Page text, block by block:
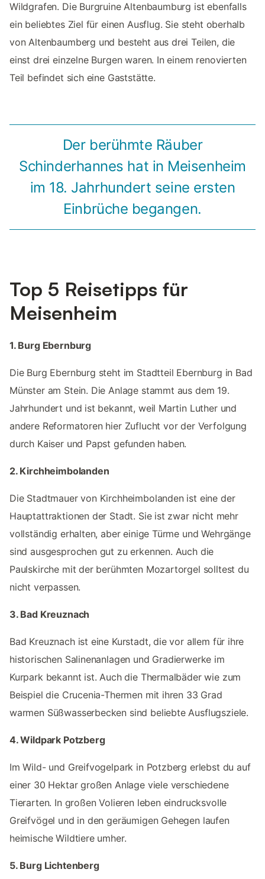
Wildgrafen. Die Burgruine Altenbaumburg ist ebenfalls
ein beliebtes Ziel für einen Ausflug. Sie steht oberhalb
von Altenbaumberg und besteht aus drei Teilen, die
einst drei einzelne Burgen waren. In einem renovierten
Teil befindet sich eine Gaststätte.
Der berühmte Räuber
Schinderhannes hat in Meisenheim
im 18. Jahrhundert seine ersten
Einbrüche begangen.
Top 5 Reisetipps für
Meisenheim
1. Burg Ebernburg
Die Burg Ebernburg steht im Stadtteil Ebernburg in Bad
Münster am Stein. Die Anlage stammt aus dem 19.
Jahrhundert und ist bekannt, weil Martin Luther und
andere Reformatoren hier Zuflucht vor der Verfolgung
durch Kaiser und Papst gefunden haben.
2. Kirchheimbolanden
Die Stadtmauer von Kirchheimbolanden ist eine der
Hauptattraktionen der Stadt. Sie ist zwar nicht mehr
vollständig erhalten, aber einige Türme und Wehrgänge
sind ausgesprochen gut zu erkennen. Auch die
Paulskirche mit der berühmten Mozartorgel solltest du
nicht verpassen.
3. Bad Kreuznach
Bad Kreuznach ist eine Kurstadt, die vor allem für ihre
historischen Salinenanlagen und Gradierwerke im
Kurpark bekannt ist. Auch die Thermalbäder wie zum
Beispiel die Crucenia-Thermen mit ihren 33 Grad
warmen Süßwasserbecken sind beliebte Ausflugsziele.
4. Wildpark Potzberg
Im Wild- und Greifvogelpark in Potzberg erlebst du auf
einer 30 Hektar großen Anlage viele verschiedene
Tierarten. In großen Volieren leben eindrucksvolle
Greifvögel und in den geräumigen Gehegen laufen
heimische Wildtiere umher.
5. Burg Lichtenberg